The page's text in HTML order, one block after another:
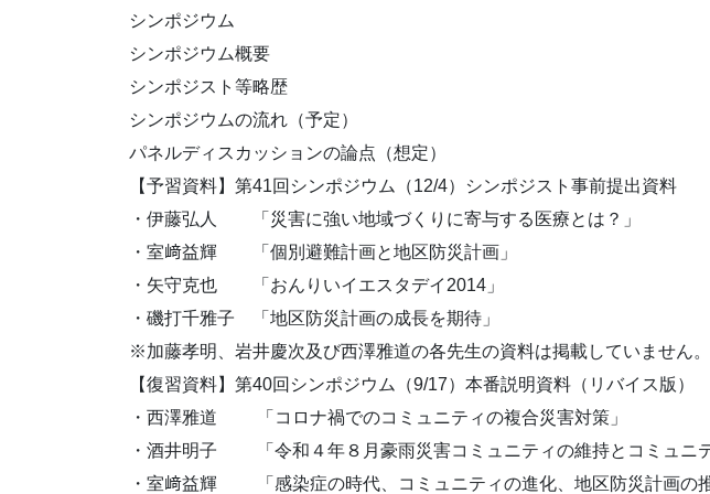
シンポジウム
シンポジウム概要
シンポジスト等略歴
シンポジウムの流れ（予定）
パネルディスカッションの論点（想定）
【予習資料】第41回シンポジウム（12/4）シンポジスト事前提出資料
・伊藤弘人 「災害に強い地域づくりに寄与する医療とは？」
・室﨑益輝 「個別避難計画と地区防災計画」
・矢守克也 「おんりいイエスタデイ2014」
・磯打千雅子 「地区防災計画の成長を期待」
※加藤孝明、岩井慶次及び西澤雅道の各先生の資料は掲載していま せん。
【復習資料】第40回シンポジウム（9/17）本番説明資料（リ バイス版）
・西澤雅道 「コロナ禍でのコミュニティの複合災害対策」
・酒井明子 「令和４年８月豪雨災害コミュニティの維持とコミュニ
・室﨑益輝 「感染症の時代、コミュニティの進化、地区防災計画の推